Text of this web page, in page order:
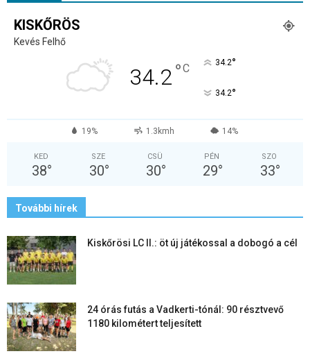
KISKŐRÖS
Kevés Felhő
34.2°C 34.2°
34.2°
19% 1.3kmh 14%
KED
38°
SZE
30°
CSÜ
30°
PÉN
29°
SZO
33°
További hírek
Kiskőrösi LC II.: öt új játékossal a dobogó a cél
24 órás futás a Vadkerti-tónál: 90 résztvevő
1180 kilométert teljesített